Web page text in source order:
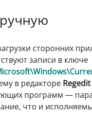
сторонних
записи в ключе
в редакторе Regedit
программ —
что и